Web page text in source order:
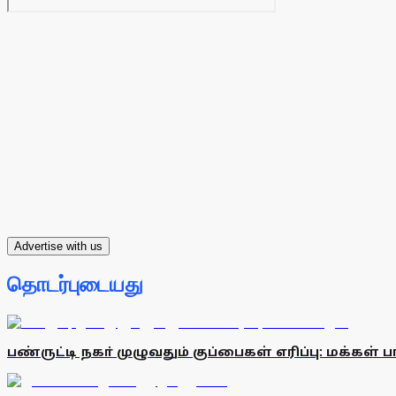
Advertise with us
தொடர்புடையது
பண்ருட்டி நகா் முழுவதும் குப்பைகள் எரிப்பு: மக்கள்